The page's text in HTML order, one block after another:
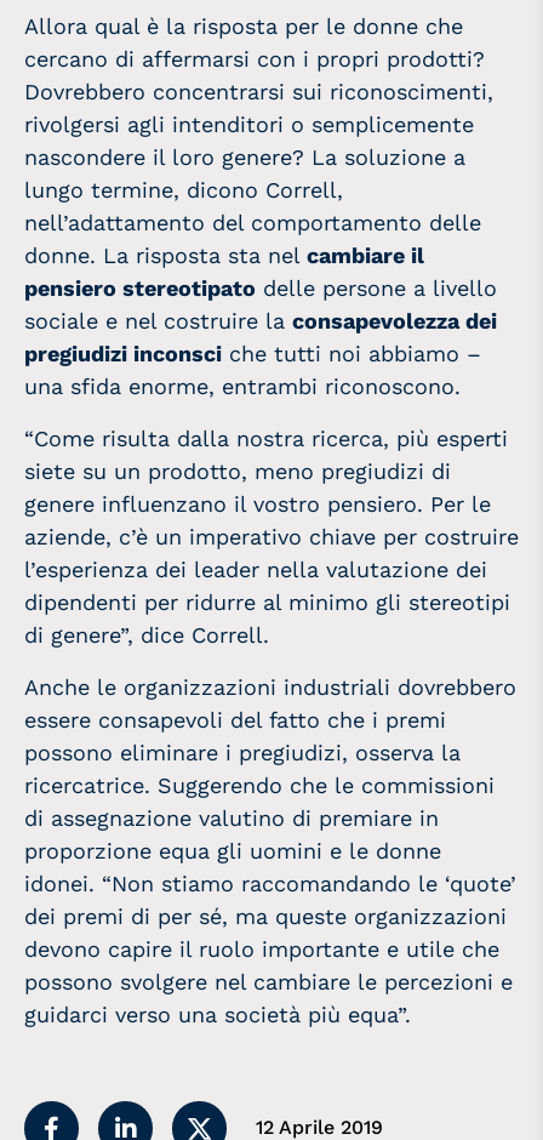
Allora qual è la risposta per le donne che
cercano di affermarsi con i propri prodotti?
Dovrebbero concentrarsi sui riconoscimenti,
rivolgersi agli intenditori o semplicemente
nascondere il loro genere? La soluzione a
lungo termine, dicono Correll,
nell’adattamento del comportamento delle
donne. La risposta sta nel cambiare il
pensiero stereotipato delle persone a livello
sociale e nel costruire la consapevolezza dei
pregiudizi inconsci che tutti noi abbiamo –
una sfida enorme, entrambi riconoscono.
“Come risulta dalla nostra ricerca, più esperti
siete su un prodotto, meno pregiudizi di
genere influenzano il vostro pensiero. Per le
aziende, c’è un imperativo chiave per costruire
l’esperienza dei leader nella valutazione dei
dipendenti per ridurre al minimo gli stereotipi
di genere”, dice Correll.
Anche le organizzazioni industriali dovrebbero
essere consapevoli del fatto che i premi
possono eliminare i pregiudizi, osserva la
ricercatrice. Suggerendo che le commissioni
di assegnazione valutino di premiare in
proporzione equa gli uomini e le donne
idonei. “Non stiamo raccomandando le ‘quote’
dei premi di per sé, ma queste organizzazioni
devono capire il ruolo importante e utile che
possono svolgere nel cambiare le percezioni e
guidarci verso una società più equa”.
12 Aprile 2019